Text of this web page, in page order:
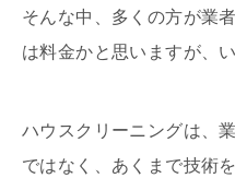
そんな中、多くの方が業
は料金かと思いますが、
ハウスクリーニングは、
ではなく、あくまで技術